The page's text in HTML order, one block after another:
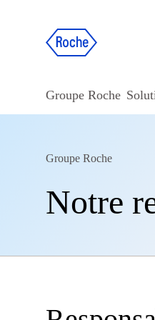
Groupe Roche
Groupe Roche
Notre